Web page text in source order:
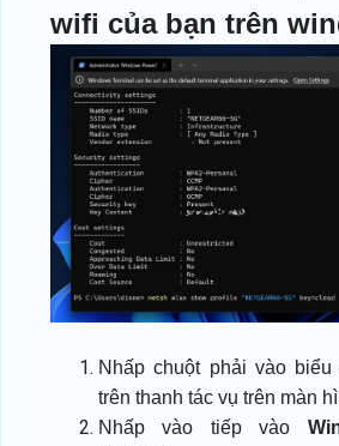
wifi của bạn trên
Nhấp chuột phải vào
trên thanh tác vụ trên màn
Nhấp vào tiếp vào